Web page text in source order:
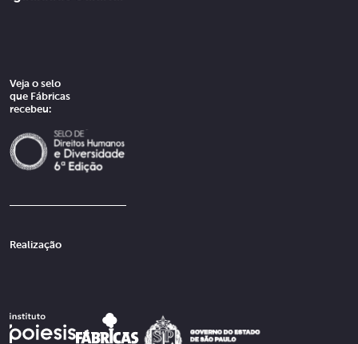
Veja o selo
que Fábricas
recebeu:
Realização